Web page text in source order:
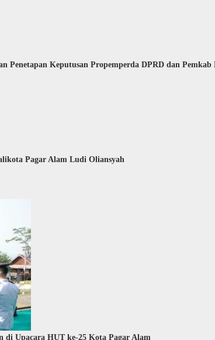
Penetapan Keputusan Propemperda DPRD dan Pemkab
Pagar Alam Ludi Oliansyah
di Upacara HUT ke-25 Kota Pagar Alam